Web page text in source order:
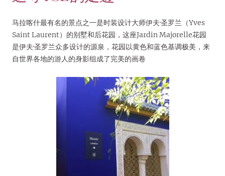
马拉喀什最有名的景点之一是时装设计大师伊夫·圣罗兰（Yves
Saint Laurent）的别墅和后花园，这座Jardin Majorelle花园
是伊夫·圣罗兰众多设计的源泉，花园以黄色和蓝色基调极美，来
自世界各地的游人的身影组成了完美的画卷